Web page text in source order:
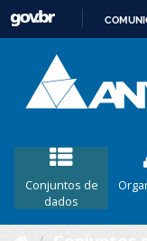
Conjuntos de
dados